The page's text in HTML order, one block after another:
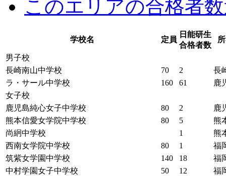
このエリアの合格者
学校名 定員
日能研生
合格者数
男子校
長崎南山中学校
70 2
長
ラ・サール中学校
160 61
鹿
女子校
鹿児島純心女子中学校
80 2
鹿
熊本信愛女学院中学校
80 5
熊
尚絅中学校
1
熊
西南女学院中学校
80 1
福
筑紫女学園中学校
140 18
福
中村学園女子中学校
50 12
福